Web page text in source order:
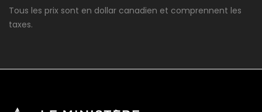
Tous les prix sont en dollar canadien et comprennent les
taxes.